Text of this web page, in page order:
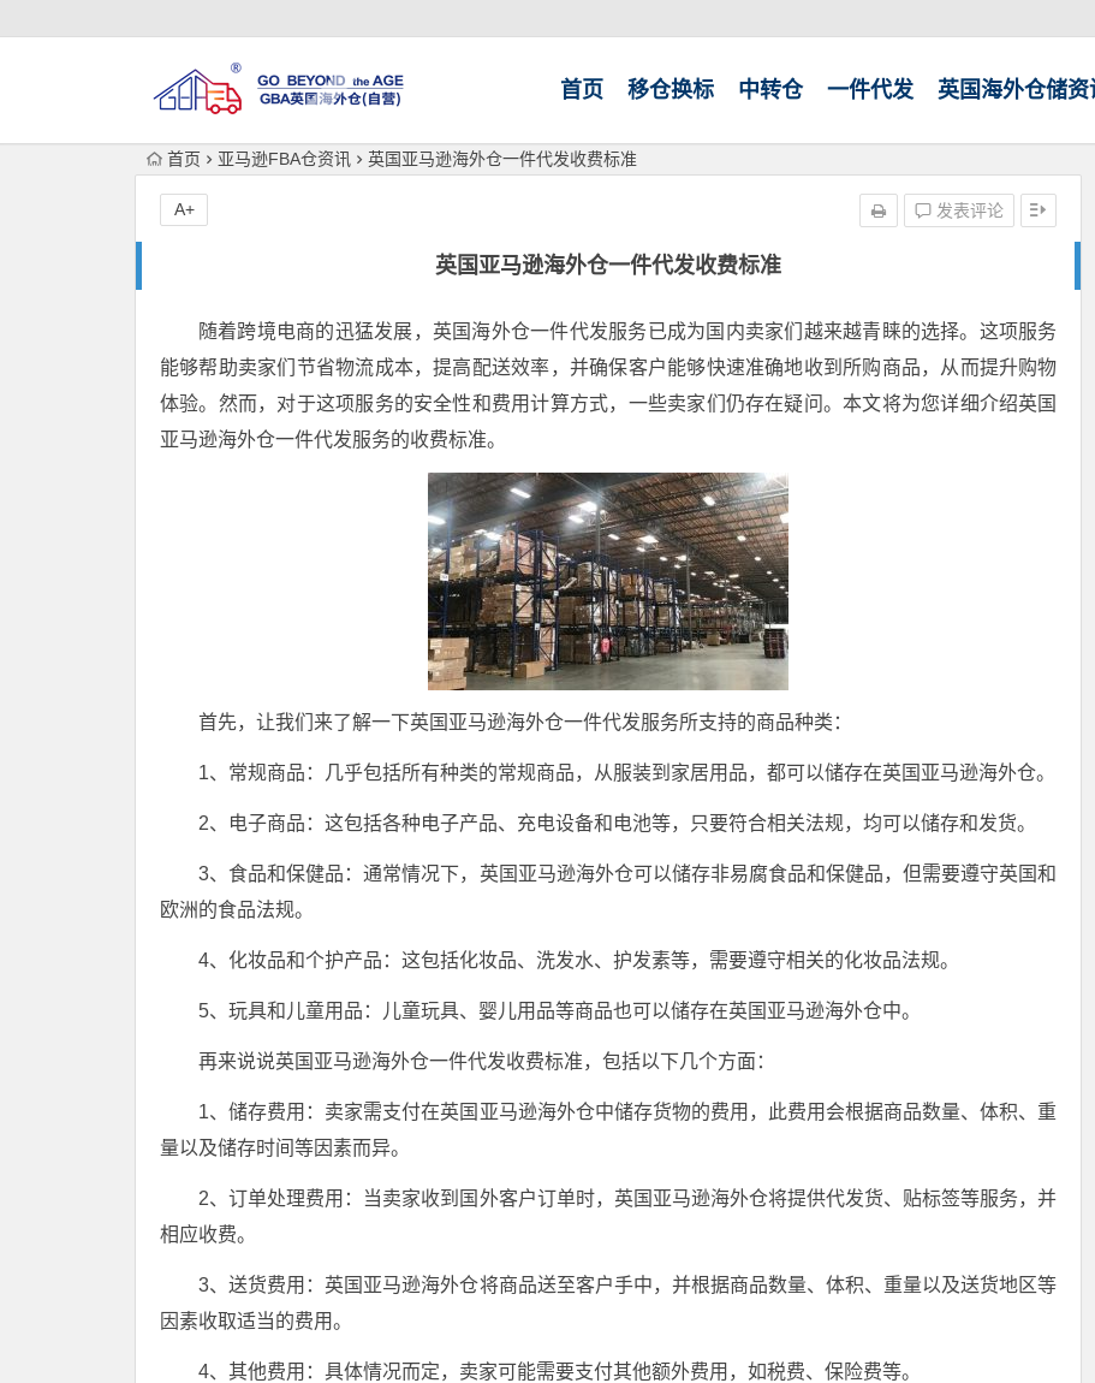
首页 移仓换标 中转仓 一件代发 英国海外仓储资
首页 亚马逊FBA仓资讯 英国亚马逊海外仓一件代发收费标准
英国亚马逊海外仓一件代发收费标准
发表评论
A+
随着跨境电商的迅猛发展，英国海外仓一件代发服务已成为国内卖家们越来越青睐的选择。这项服务
能够帮助卖家们节省物流成本，提高配送效率，并确保客户能够快速准确地收到所购商品，从而提升购物
体验。然而，对于这项服务的安全性和费用计算方式，一些卖家们仍存在疑问。本文将为您详细介绍英国
亚马逊海外仓一件代发服务的收费标准。
首先，让我们来了解一下英国亚马逊海外仓一件代发服务所支持的商品种类：
1、常规商品：几乎包括所有种类的常规商品，从服装到家居用品，都可以储存在英国亚马逊海外仓。
2、电子商品：这包括各种电子产品、充电设备和电池等，只要符合相关法规，均可以储存和发货。
3、食品和保健品：通常情况下，英国亚马逊海外仓可以储存非易腐食品和保健品，但需要遵守英国和
欧洲的食品法规。
4、化妆品和个护产品：这包括化妆品、洗发水、护发素等，需要遵守相关的化妆品法规。
5、玩具和儿童用品：儿童玩具、婴儿用品等商品也可以储存在英国亚马逊海外仓中。
再来说说英国亚马逊海外仓一件代发收费标准，包括以下几个方面：
1、储存费用：卖家需支付在英国亚马逊海外仓中储存货物的费用，此费用会根据商品数量、体积、重
量以及储存时间等因素而异。
2、订单处理费用：当卖家收到国外客户订单时，英国亚马逊海外仓将提供代发货、贴标签等服务，并
相应收费。
3、送货费用：英国亚马逊海外仓将商品送至客户手中，并根据商品数量、体积、重量以及送货地区等
因素收取适当的费用。
4、其他费用：具体情况而定，卖家可能需要支付其他额外费用，如税费、保险费等。